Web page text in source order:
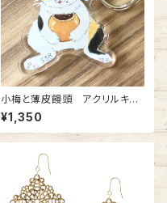
小梅と薄皮饅頭 アクリルキー
ホルダー
¥1,350